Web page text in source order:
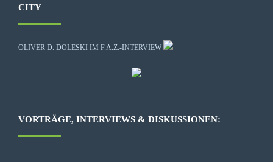
CITY
OLIVER D. DOLESKI IM F.A.Z.-INTERVIEW
VORTRÄGE, INTERVIEWS & DISKUSSIONEN: